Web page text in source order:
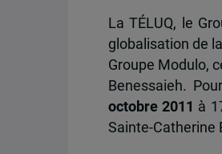
La TÉLUQ, le
globalisation de
Groupe Modulo,
Benessaieh.
octobre 2011 à
Sainte-Catherine